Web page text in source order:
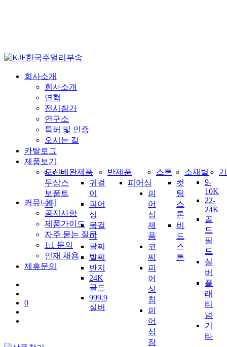
회사소개
회사소개
연혁
전시참가
연구소
특허 및 인증
오시는 길
카탈로그
제품보기
모
두
보
기
신
상
품
베
스
트
완제품
귀걸
이
피어
싱
목걸
이
팔찌
발찌
반지
24K
골드
999.9
실버
반제품
피어싱
피
어
싱
제
품
코
찌
피
어
싱
침
피
어
싱
잠
스톤
컷
팅
스
톤
비
드
스
톤
소재별
9-
10K
22-
24K
골
드
필
드
실
버
플
래
티
넘
기
타
커뮤니티
공지사항
제품가이드
자주 묻는 질문
1:1 문의
인재 채용
제휴문의
0